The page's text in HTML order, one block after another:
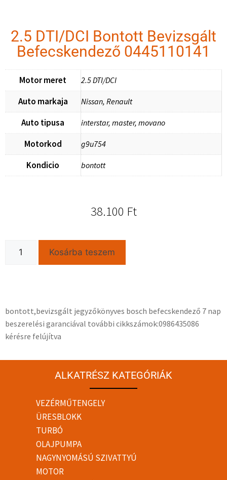
2.5 DTI/DCI Bontott Bevizsgált
Befecskendező 0445110141
Motor meret 2.5 DTI/DCI
Auto markaja Nissan, Renault
Auto tipusa interstar, master, movano
Motorkod g9u754
Kondicio bontott
38.100 Ft
Kosárba teszem
bontott,bevizsgált jegyzőkönyves bosch befecskendező 7 nap
beszerelési garanciával további cikkszámok:0986435086
kérésre felújítva
ALKATRÉSZ KATEGÓRIÁK
VEZÉRMŰTENGELY
ÜRESBLOKK
TURBÓ
OLAJPUMPA
NAGYNYOMÁSÚ SZIVATTYÚ
MOTOR